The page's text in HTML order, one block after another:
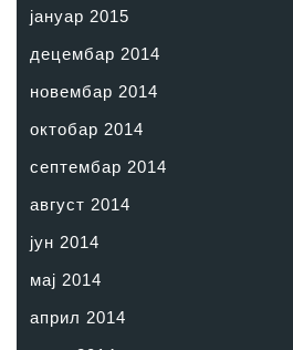
јануар 2015
децембар 2014
новембар 2014
октобар 2014
септембар 2014
август 2014
јун 2014
мај 2014
април 2014